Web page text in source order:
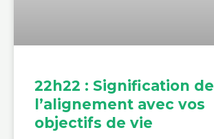
22h22 : Signification de
l’alignement avec vos
objectifs de vie